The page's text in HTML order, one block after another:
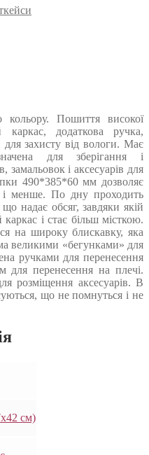
Пошиття високої
каркас, додаткова ручка,
захисту від вологи. Має
для зберігання і
замальовок і аксесуарів для
490*385*60 мм дозволяє
менше. По дну проходить
надає обсяг, завдяки якій
і стає більш місткою.
на широку блискавку, яка
великими «бегунками» для
ручками для перенесення
для перенесення на плечі.
розміщення аксесуарів. В
що не помнуться і не
см)